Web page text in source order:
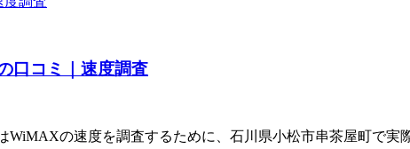
口コミ｜速度調査
WiMAXの速度を調査するために、石川県小松市串茶屋町で